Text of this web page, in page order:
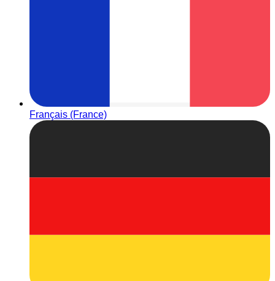
Français (France)